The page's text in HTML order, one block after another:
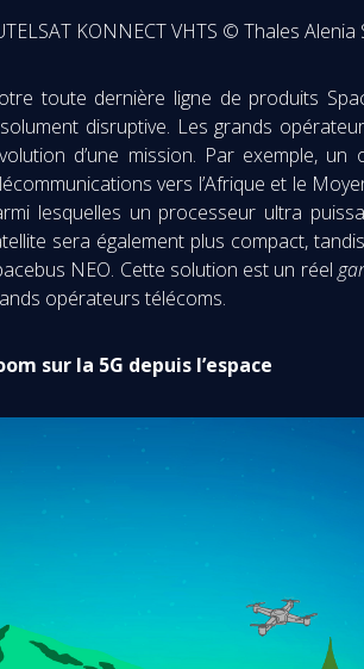
KONNECT VHTS © Thales
toute dernière ligne de produits
disruptive. Les grands
d’une mission. Par exemple,
vers l’Afrique et le
lesquelles un processeur ultra
sera également plus compact,
NEO. Cette solution est un réel
opérateurs télécoms.
sur la 5G depuis l’espace